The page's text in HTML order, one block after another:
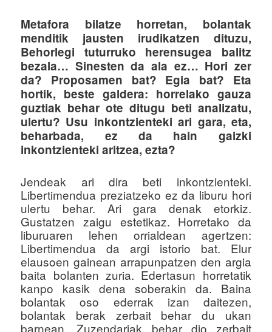
Metafora bilatze horretan, bolantak
menditik jausten irudikatzen dituzu,
Behorlegi tuturruko herensugea balitz
bezala… Sinesten da ala ez… Hori zer
da? Proposamen bat? Egia bat? Eta
hortik, beste galdera: horrelako gauza
guztiak behar ote ditugu beti analizatu,
ulertu? Usu inkontzienteki ari gara, eta,
beharbada, ez da hain gaizki
inkontzienteki aritzea, ezta?
Jendeak ari dira beti inkontzienteki.
Libertimendua preziatzeko ez da liburu hori
ulertu behar. Ari gara denak etorkiz.
Gustatzen zaigu estetikaz. Horretako da
liburuaren lehen orrialdean agertzen:
Libertimendua da argi istorio bat. Elur
elausoen gainean arrapunpatzen den argia
baita bolanten zuria. Edertasun horretatik
kanpo kasik dena soberakin da. Baina
bolantak oso ederrak izan daitezen,
bolantak berak zerbait behar du ukan
barnean. Zuzendariak behar dio zerbait